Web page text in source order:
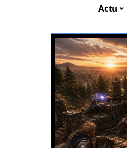
Actu